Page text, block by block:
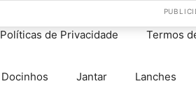
Políticas de Privacidade Termos
Docinhos Jantar Lanches